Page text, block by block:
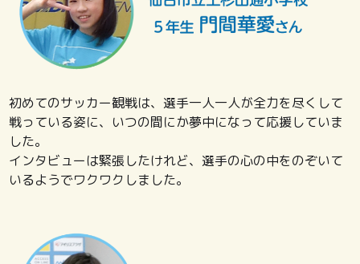
初めてのサッカー観戦は、選手一人一人が全力を尽くして
戦っている姿に、いつの間にか夢中になって応援していま
した。
インタビューは緊張したけれど、選手の心の中をのぞいて
いるようでワクワクしました。